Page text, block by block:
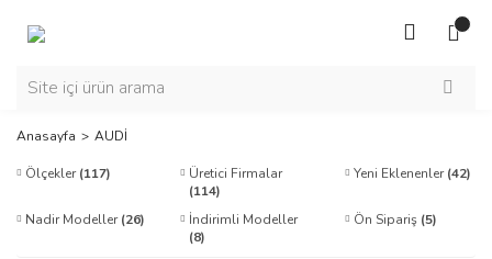
Anasayfa AUDİ
Ölçekler(117)
Üretici Firmalar
(114)
Yeni Eklenenler(42)
Nadir Modeller(26)
İndirimli Modeller
(8)
Ön Sipariş (5)